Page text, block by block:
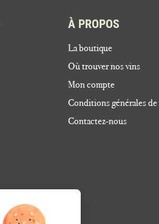
À PROPOS
La boutique
Où trouver nos vins
Mon compte
Conditions générales de
Contactez-nous